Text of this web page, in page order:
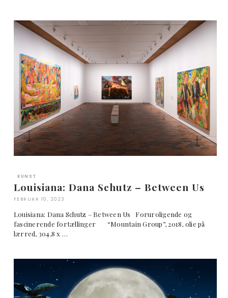
KUNST
Louisiana: Dana Schutz – Between Us
FEBRUAR 10, 2023
Louisiana: Dana Schutz – Between Us Foruroligende og
fascinerende fortællinger “Mountain Group”, 2018, olie på
lærred, 304,8 x …